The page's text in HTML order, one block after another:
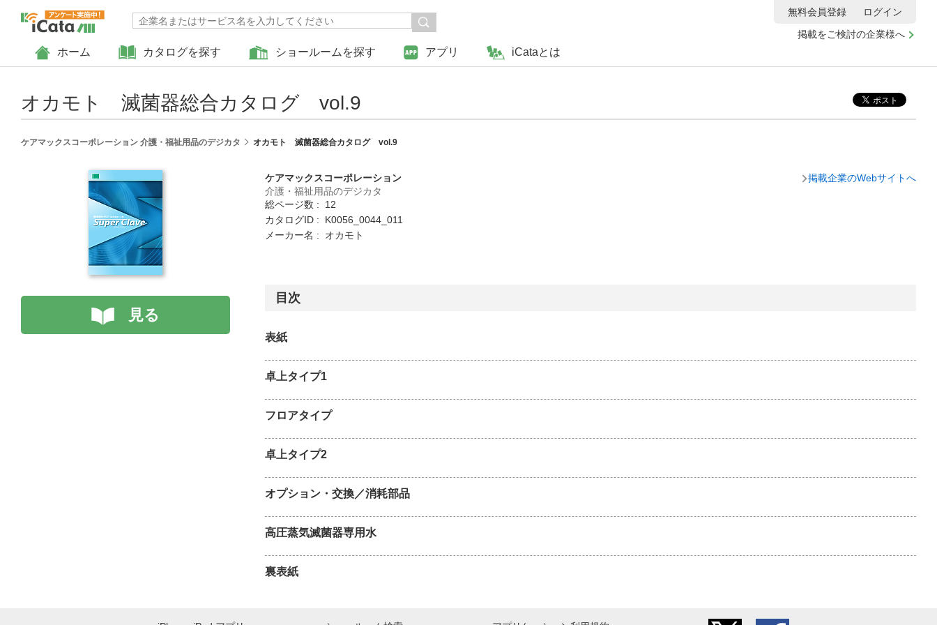
ホーム カタログを探す ショールームを探す アプリ iCataとは
掲載をご検討の企業様へ
無料会員登録 ログイン
オカモト 滅菌器総合カタログ vol.9
ケアマックスコーポレーション 介護・福祉用品のデジカタ オカモト 滅菌器総合カタログ vol.9
見る
ケアマックスコーポレーション
介護・福祉用品のデジカタ
総ページ数 : 12
カタログID : K0056_0044_011
メーカー名 : オカモト
掲載企業のWebサイトへ
目次
表紙
卓上タイプ1
フロアタイプ
卓上タイプ2
オプション・交換／消耗部品
高圧蒸気滅菌器専用水
裏表紙